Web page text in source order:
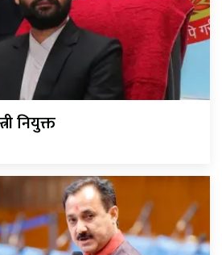
नियुक्त